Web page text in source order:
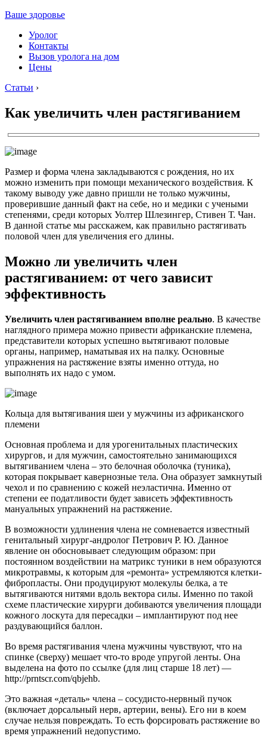
Ваше здоровье
Уролог
Контакты
Вызов уролога на дом
Цены
Статьи ›
Как увеличить член растягиванием
Размер и форма члена закладываются с рождения, но их
можно изменить при помощи механического воздействия. К
такому выводу уже давно пришли не только мужчины,
проверившие данный факт на себе, но и медики с учеными
степенями, среди которых Уолтер Шлезингер, Стивен Т. Чан.
В данной статье мы расскажем, как правильно растягивать
половой член для увеличения его длины.
Можно ли увеличить член
растягиванием: от чего зависит
эффективность
Увеличить член растягиванием вполне реально. В качестве
наглядного примера можно привести африканские племена,
представители которых успешно вытягивают половые
органы, например, наматывая их на палку. Основные
упражнения на растяжение взяты именно оттуда, но
выполнять их надо с умом.
Кольца для вытягивания шеи у мужчины из африканского
племени
Основная проблема и для урогенитальных пластических
хирургов, и для мужчин, самостоятельно занимающихся
вытягиванием члена – это белочная оболочка (туника),
которая покрывает кавернозные тела. Она образует замкнутый
чехол и по сравнению с кожей неэластична. Именно от
степени ее податливости будет зависеть эффективность
мануальных упражнений на растяжение.
В возможности удлинения члена не сомневается известный
генитальный хирург-андролог Петрович Р. Ю. Данное
явление он обосновывает следующим образом: при
постоянном воздействии на матрикс туники в нем образуются
микротравмы, к которым для «ремонта» устремляются клетки-
фибропласты. Они продуцируют молекулы белка, а те
вытягиваются нитями вдоль вектора силы. Именно по такой
схеме пластические хирурги добиваются увеличения площади
кожного лоскута для пересадки – имплантируют под нее
раздувающийся баллон.
Во время растягивания члена мужчины чувствуют, что на
спинке (сверху) мешает что-то вроде упругой ленты. Она
выделена на фото по ссылке (для лиц старше 18 лет) —
http://prntscr.com/qbjehb.
Это важная «деталь» члена – сосудисто-нервный пучок
(включает дорсальный нерв, артерии, вены). Его ни в коем
случае нельзя повреждать. То есть форсировать растяжение во
время упражнений недопустимо.